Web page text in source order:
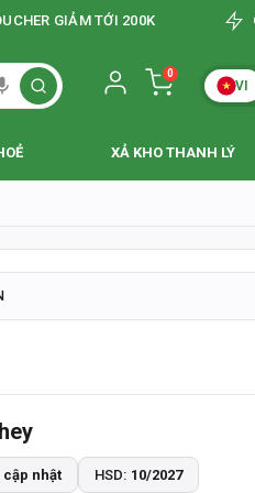
GIẢM TỚI 200K GIAO
0
VI
XẢ KHO THANH LÝ
NHẬN HÀNG
CHÍNH XÁC
- 14:00
HÀNG
nhật HSD: 10/2027